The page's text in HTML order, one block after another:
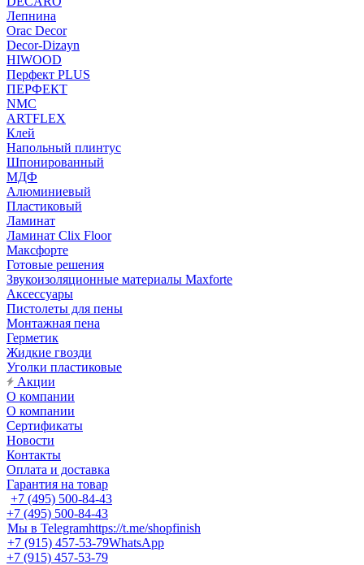
Лепнина
Orac Decor
Decor-Dizayn
HIWOOD
Перфект PLUS
ПЕРФЕКТ
NMC
ARTFLEX
Клей
Напольный плинтус
Шпонированный
МДФ
Алюминиевый
Пластиковый
Ламинат
Ламинат Clix Floor
Максфорте
Готовые решения
Звукоизоляционные материалы Maxforte
Аксессуары
Пистолеты для пены
Монтажная пена
Герметик
Жидкие гвозди
Уголки пластиковые
Акции
О компании
О компании
Сертификаты
Новости
Контакты
Оплата и доставка
Гарантия на товар
+7 (495) 500-84-43
+7 (495) 500-84-43
Мы в Telegramhttps://t.me/shopfinish
+7 (915) 457-53-79WhatsApp
+7 (915) 457-53-79